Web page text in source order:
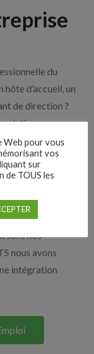
du
d’accueil, un
de direction ?
solutions pour
ci-dessous.
sont nos
nous avons
intégration
Web pour vous
vos
sur
de TOUS les